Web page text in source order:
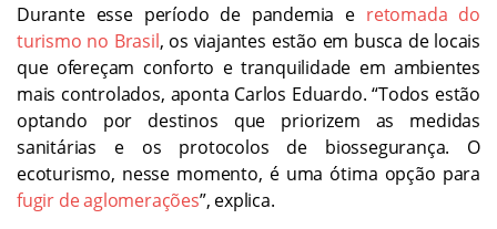
Durante esse período de pandemia e retomada do
turismo no Brasil, os viajantes estão em busca de locais
que ofereçam conforto e tranquilidade em ambientes
mais controlados, aponta Carlos Eduardo. “Todos estão
optando por destinos que priorizem as medidas
sanitárias e os protocolos de biossegurança. O
ecoturismo, nesse momento, é uma ótima opção para
fugir de aglomerações”, explica.